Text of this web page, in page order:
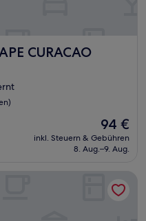
CURACAO
Der
Preis
beträgt
94 €
inkl. Steuern & Gebühren
8. Aug.–9. Aug.